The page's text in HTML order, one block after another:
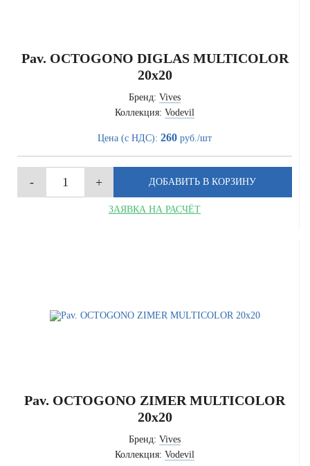
Pav. OCTOGONO DIGLAS MULTICOLOR
20x20
Бренд: Vives
Коллекция: Vodevil
Цена (с НДС): 260 руб./шт
ЗАЯВКА НА РАСЧЁТ
Pav. OCTOGONO ZIMER MULTICOLOR
20x20
Бренд: Vives
Коллекция: Vodevil